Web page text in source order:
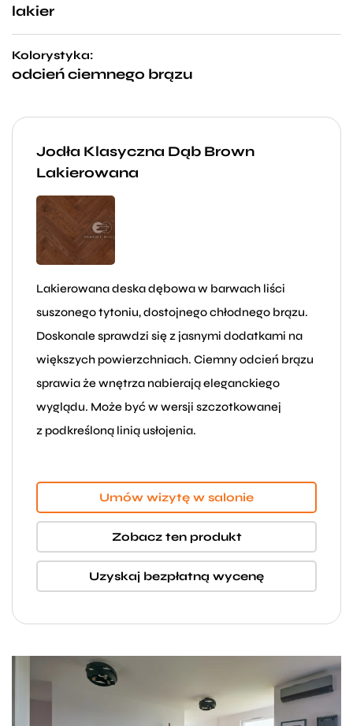
lakier
Kolorystyka:
odcień ciemnego brązu
Jodła Klasyczna Dąb Brown
Lakierowana
Lakierowana deska dębowa w barwach liści
suszonego tytoniu, dostojnego chłodnego brązu.
Doskonale sprawdzi się z jasnymi dodatkami na
większych powierzchniach. Ciemny odcień brązu
sprawia że wnętrza nabierają eleganckiego
wyglądu. Może być w wersji szczotkowanej
z podkreśloną linią usłojenia.
Umów wizytę w salonie
Zobacz ten produkt
Uzyskaj bezpłatną wycenę